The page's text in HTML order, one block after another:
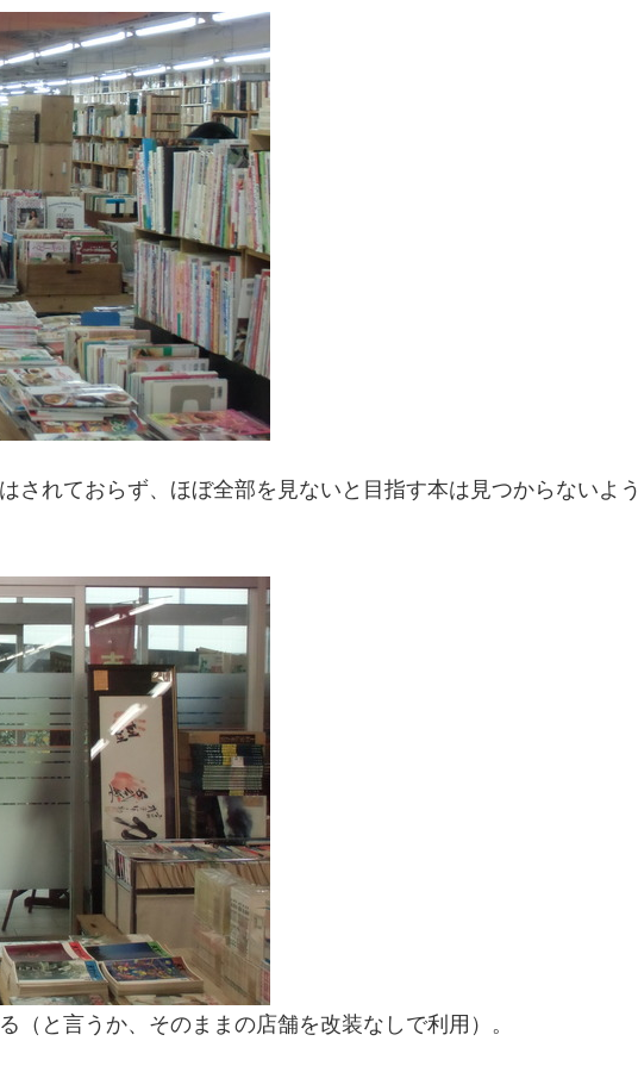
されておらず、ほぼ全部を見ないと目指す本は見つからないよう
（と言うか、そのままの店舗を改装なしで利用）。